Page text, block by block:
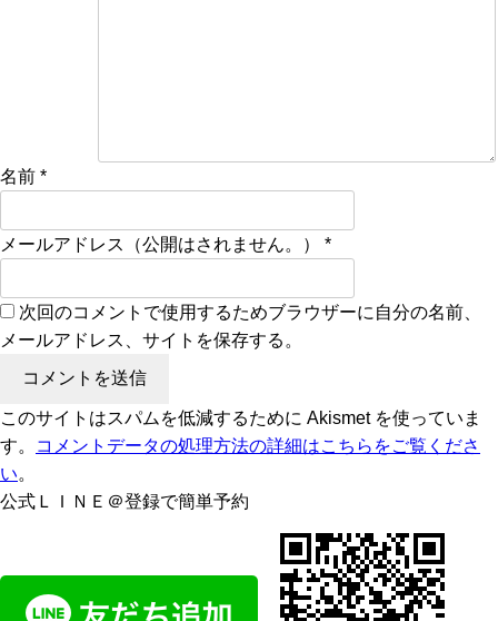
名前 *
メールアドレス（公開はされません。） *
次回のコメントで使用するためブラウザーに自分の名前、
メールアドレス、サイトを保存する。
このサイトはスパムを低減するために Akismet を使っていま
す。
コメントデータの処理方法の詳細はこちらをご覧くださ
い。
公式ＬＩＮＥ＠登録で簡単予約